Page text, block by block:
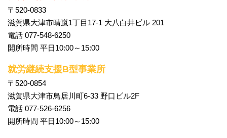
〒520-0833
滋賀県大津市晴嵐1丁目17-1 大八白井ビル 201
電話 077-548-6250
開所時間 平日10:00～15:00
就労継続支援B型事業所
〒520-0854
滋賀県大津市鳥居川町6-33 野口ビル2F
電話 077-526-6256
開所時間 平日10:00～15:00